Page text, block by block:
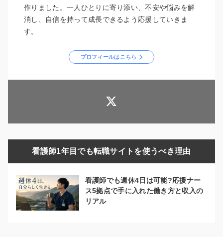
作りました。一人ひとりに寄り添い、不安や悩みを解
消し、自信を持って成長できるよう応援していきま
す。
プロフィールはこちら
看護師1年目でも転職サイトを使うべき理由
看護師でも週休4日は可能?応援ナー
ス5拠点で手に入れた働き方と収入の
リアル